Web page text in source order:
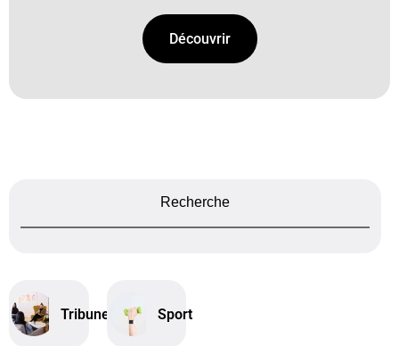
Découvrir
Recherche
Tribune Sport